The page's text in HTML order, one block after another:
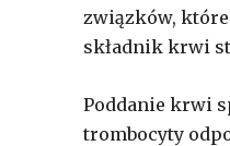
związków, które
składnik krwi
Poddanie krwi
trombocyty